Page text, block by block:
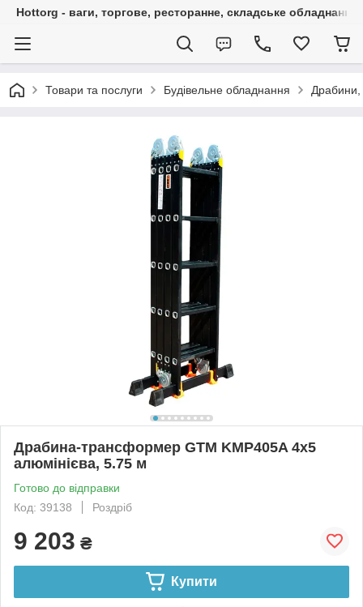
Hottorg - ваги, торгове, ресторанне, складське обладнання
Товари та послуги Будівельне обладнання Драбини,
Драбина-трансформер GTM KMP405A 4х5
алюмінієва, 5.75 м
Готово до відправки
Код: 39138
Роздріб
9 203 ₴
Купити